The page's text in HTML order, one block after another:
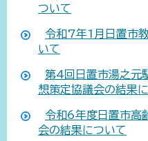
ついて
令和7年1月日置市
いて
第4回日置市湯之元
想策定協議会の結果
令和6年度日置市高
会の結果について